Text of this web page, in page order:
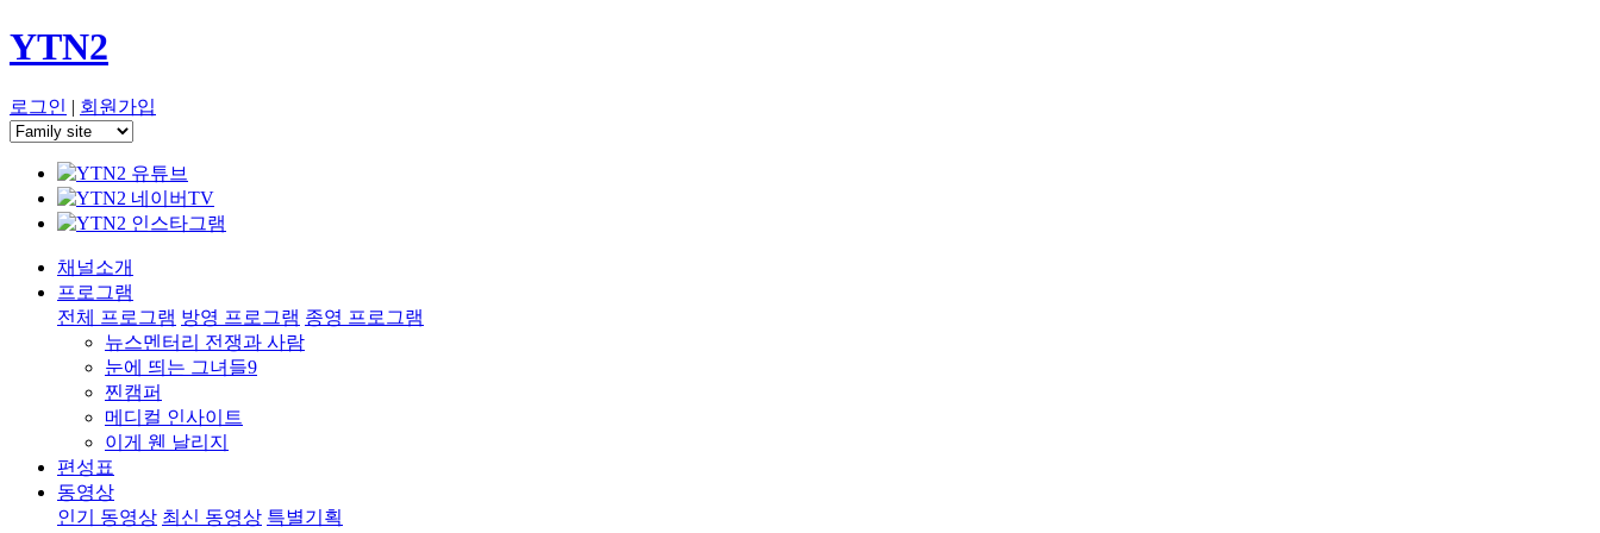
YTN2
로그인 | 회원가입
채널소개
프로그램
전체 프로그램 방영 프로그램 종영 프로그램
뉴스멘터리 전쟁과 사람
눈에 띄는 그녀들9
찐캠퍼
메디컬 인사이트
이게 웬 날리지
편성표
동영상
인기 동영상 최신 동영상 특별기획